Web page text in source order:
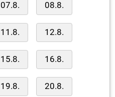
07.8. 08.8.
11.8. 12.8.
15.8. 16.8.
19.8. 20.8.